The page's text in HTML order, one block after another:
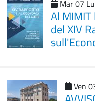
Mar 07
Al
del XIV
Ven